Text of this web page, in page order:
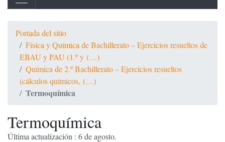
Portada del sitio
Física y Química de Bachillerato – Ejercicios resueltos de
EBAU y PAU (1.º y (…)
Química de 2.º Bachillerato – Ejercicios resueltos
(cálculos químicos, (…)
Termoquímica
Termoquímica
Última actualización : 6 de agosto.